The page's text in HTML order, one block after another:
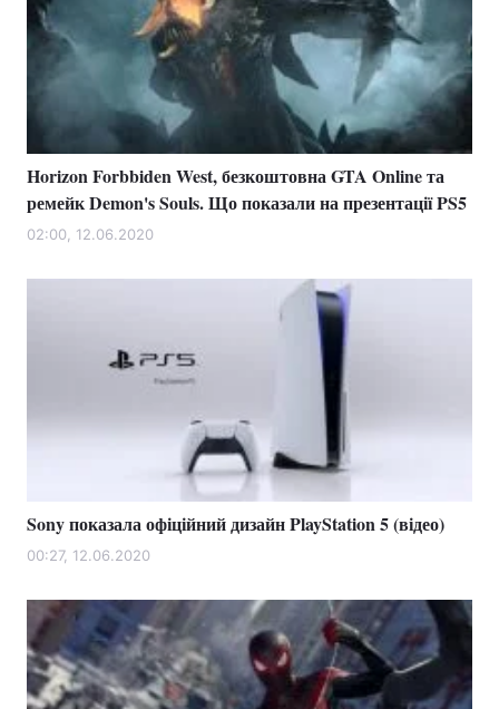
Horizon Forbbiden West, безкоштовна GTA Online та
ремейк Demon's Souls. Що показали на презентації PS5
02:00, 12.06.2020
Sony показала офіційний дизайн PlayStation 5 (відео)
00:27, 12.06.2020